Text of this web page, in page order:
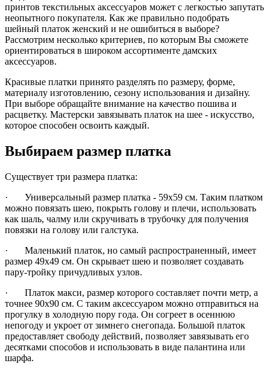
принтов текстильных аксессуаров может с легкостью запутать
неопытного покупателя. Как же правильно подобрать
шейный платок женский и не ошибиться в выборе?
Рассмотрим несколько критериев, по которым Вы сможете
ориентироваться в широком ассортименте дамских
аксессуаров.
Красивые платки принято разделять по размеру, форме,
материалу изготовлению, сезону использования и дизайну.
При выборе обращайте внимание на качество пошива и
расцветку. Мастерски завязывать платок на шее - искусство,
которое способен освоить каждый.
Выбираем размер платка
Существует три размера платка:
· Универсальный размер платка - 59х59 см. Таким платком
можно повязать шею, покрыть голову и плечи, использовать
как шаль, чалму или скручивать в трубочку для получения
повязки на голову или галстука.
· Маленький платок, но самый распространенный, имеет
размер 49х49 см. Он скрывает шею и позволяет создавать
пару-тройку причудливых узлов.
· Платок макси, размер которого составляет почти метр, а
точнее 90х90 см. С таким аксессуаром можно отправиться на
прогулку в холодную пору года. Он согреет в осеннюю
непогоду и укроет от зимнего снегопада. Большой платок
предоставляет свободу действий, позволяет завязывать его
десятками способов и использовать в виде палантина или
шарфа.